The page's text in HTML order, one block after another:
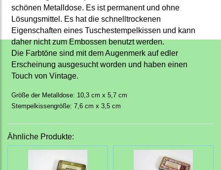
schönen Metalldose. Es ist permanent und ohne
Lösungsmittel. Es hat die schnelltrockenen
Eigenschaften eines Tuschestempelkissen und kann
daher nicht zum Embossen benutzt werden.
Die Farbtöne sind mit dem Augenmerk auf edler
Erscheinung ausgesucht worden und haben einen
Touch von Vintage.
Größe der Metalldose: 10,3 cm x 5,7 cm
Stempelkissengröße: 7,6 cm x 3,5 cm
Ähnliche Produkte: